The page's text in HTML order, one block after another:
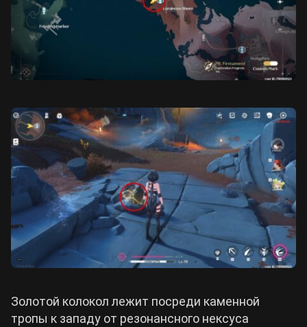
Золотой колокол лежит посреди каменной
тропы к западу от резонансного нексуса